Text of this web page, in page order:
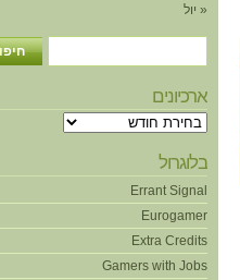
« יול
ארכיונים
ארכיונים
בלוגרול
Errant Signal
Eurogamer
Extra Credits
Gamers with Jobs